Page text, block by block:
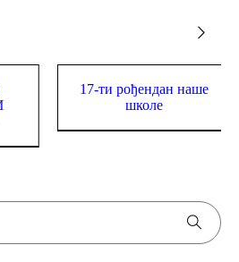
ИЗВЈЕШТАЈ О
РЕАЛИЗАЦИЈИ
17-ти